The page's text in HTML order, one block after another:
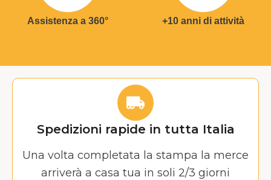
Assistenza a 360° +10 anni di attività
Spedizioni rapide in tutta Italia
Una volta completata la stampa la merce
arriverà a casa tua in soli 2/3 giorni